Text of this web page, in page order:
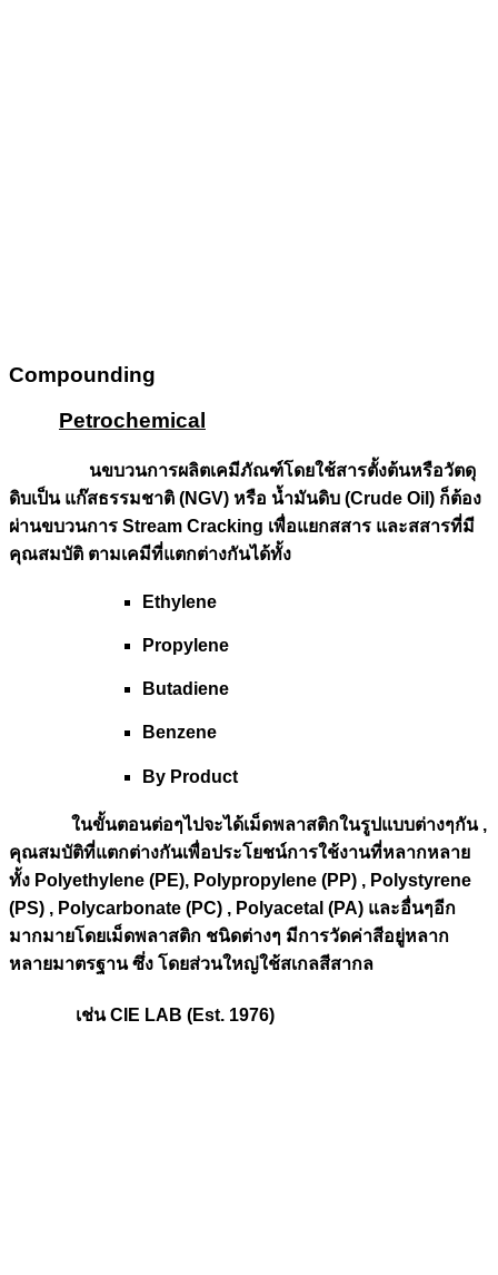
Compounding
Petrochemical
นขบวนการผลิตเคมีภัณฑ์โดยใช้สารตั้งต้นหรือวัตดุ
ดิบเป็น แก๊สธรรมชาติ (NGV) หรือ น้ำมันดิบ (Crude Oil) ก็ต้อง
ผ่านขบวนการ Stream Cracking เพื่อแยกสสาร และสสารที่มี
คุณสมบัติ ตามเคมีที่แตกต่างกันได้ทั้ง
Ethylene
Propylene
Butadiene
Benzene
By Product
ในขั้นตอนต่อๆไปจะได้เม็ดพลาสติกในรูปแบบต่างๆกัน ,
คุณสมบัติที่แตกต่างกันเพื่อประโยชน์การใช้งานที่หลากหลาย
ทั้ง Polyethylene (PE), Polypropylene (PP) , Polystyrene
(PS) , Polycarbonate (PC) , Polyacetal (PA) และอื่นๆอีก
มากมายโดยเม็ดพลาสติก ชนิดต่างๆ มีการวัดค่าสีอยู่หลาก
หลายมาตรฐาน ซึ่ง โดยส่วนใหญ่ใช้สเกลสีสากล
เช่น CIE LAB (Est. 1976)